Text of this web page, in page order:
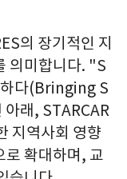
의 장기적인 지
의미합니다. "S
하다(Bringing S
래, STARCAR
지역사회 영향
로 확대하며, 교